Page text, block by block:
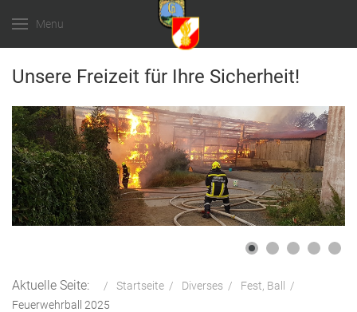
Menu
Unsere Freizeit für Ihre Sicherheit!
Aktuelle Seite: Startseite Diverses
Fest, Ball
Feuerwehrball 2025